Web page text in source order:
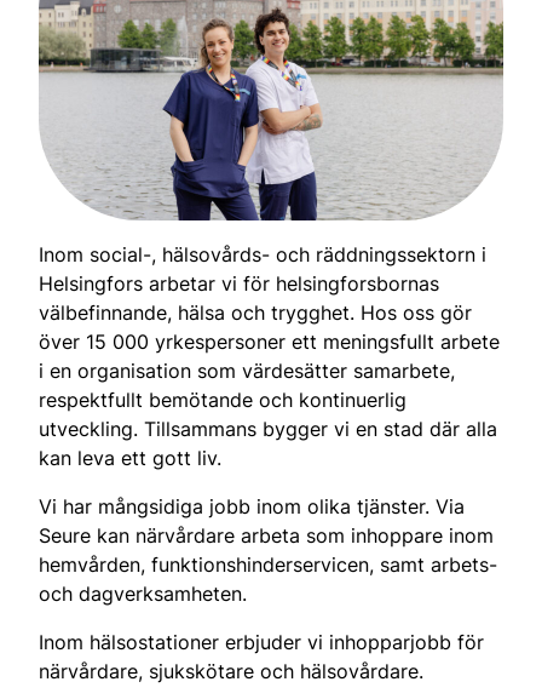
Inom social-, hälsovårds- och räddningssektorn i
Helsingfors arbetar vi för helsingforsbornas
välbefinnande, hälsa och trygghet. Hos oss gör
över 15 000 yrkespersoner ett meningsfullt arbete
i en organisation som värdesätter samarbete,
respektfullt bemötande och kontinuerlig
utveckling. Tillsammans bygger vi en stad där alla
kan leva ett gott liv.
Vi har mångsidiga jobb inom olika tjänster. Via
Seure kan närvårdare arbeta som inhoppare inom
hemvården, funktionshinderservicen, samt arbets-
och dagverksamheten.
Inom hälsostationer erbjuder vi inhopparjobb för
närvårdare, sjukskötare och hälsovårdare.